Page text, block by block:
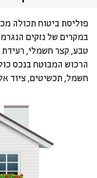
פוליסת ביטוח תכולה
במקרים של נזקים
טבע, קצר חשמלי, רעידת
הרכוש המבוטח בנכס
חשמל, תכשיטים, ציוד